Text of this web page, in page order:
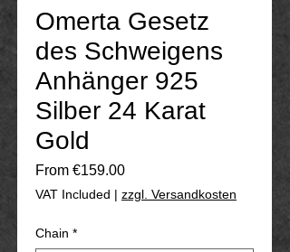
Omerta Gesetz
des Schweigens
Anhänger 925
Silber 24 Karat
Gold
From €159.00Sale
VAT Included | zzgl. Versandkosten
Chain *